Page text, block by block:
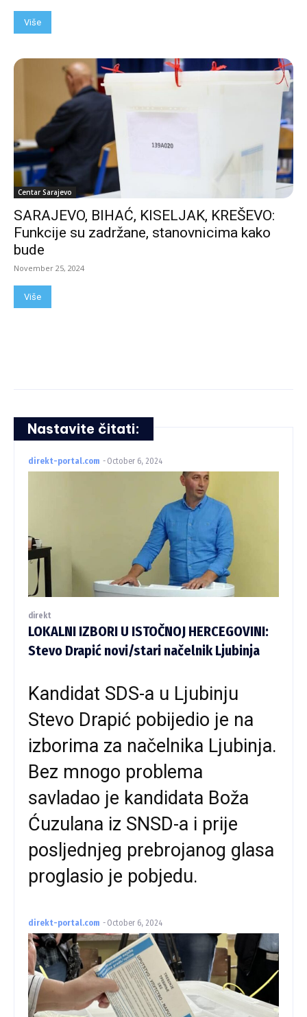
Više
Centar Sarajevo
SARAJEVO, BIHAĆ, KISELJAK, KREŠEVO:
Funkcije su zadržane, stanovnicima kako
bude
November 25, 2024
Više
Nastavite čitati:
direkt-portal.com - October 6, 2024
direkt
LOKALNI IZBORI U ISTOČNOJ HERCEGOVINI:
Stevo Drapić novi/stari načelnik Ljubinja
Kandidat SDS-a u Ljubinju
Stevo Drapić pobijedio je na
izborima za načelnika Ljubinja.
Bez mnogo problema
savladao je kandidata Boža
Ćuzulana iz SNSD-a i prije
posljednjeg prebrojanog glasa
proglasio je pobjedu.
direkt-portal.com - October 6, 2024